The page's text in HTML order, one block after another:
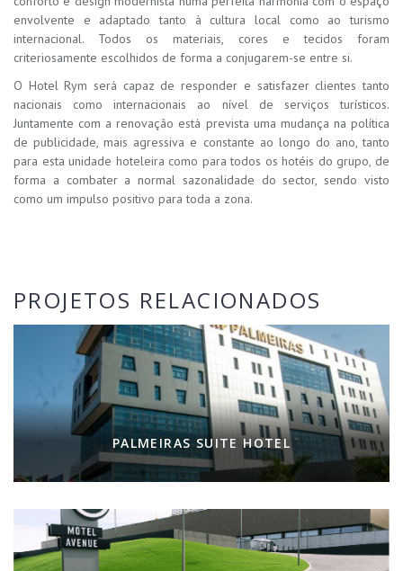
envolvente e adaptado tanto à cultura local como ao turismo
internacional. Todos os materiais, cores e tecidos foram
criteriosamente escolhidos de forma a conjugarem-se entre si.
O Hotel Rym será capaz de responder e satisfazer clientes tanto
nacionais como internacionais ao nível de serviços turísticos.
Juntamente com a renovação está prevista uma mudança na política
de publicidade, mais agressiva e constante ao longo do ano, tanto
para esta unidade hoteleira como para todos os hotéis do grupo, de
forma a combater a normal sazonalidade do sector, sendo visto
como um impulso positivo para toda a zona.
PROJETOS RELACIONADOS
PALMEIRAS SUITE HOTEL